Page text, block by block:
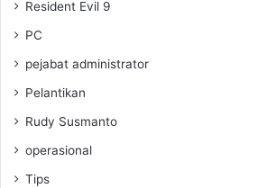
Resident Evil 9
PC
pejabat administrator
Pelantikan
Rudy Susmanto
operasional
Tips